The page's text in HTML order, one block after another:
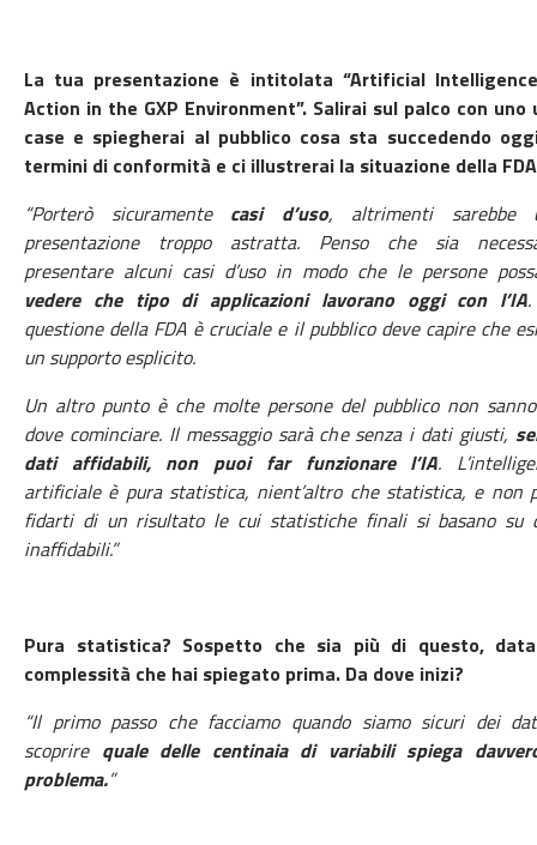
La tua presentazione è intitolata “Artificial
Action in the GXP Environment”. Salirai sul palco con uno
case e spiegherai al pubblico cosa sta succedendo
termini di conformità e ci illustrerai la situazione della
“Porterò sicuramente casi d’uso, altrimenti sarebbe
presentazione troppo astratta. Penso che sia
presentare alcuni casi d’uso in modo che le persone
vedere che tipo di applicazioni lavorano oggi con l’IA
questione della FDA è cruciale e il pubblico deve capire che
un supporto esplicito.
Un altro punto è che molte persone del pubblico non
dove cominciare. Il messaggio sarà che senza i dati giusti,
dati affidabili, non puoi far funzionare l’IA.
artificiale è pura statistica, nient’altro che statistica, e non
fidarti di un risultato le cui statistiche finali si basano su
inaffidabili.”
Pura statistica? Sospetto che sia più di questo,
complessità che hai spiegato prima. Da dove inizi?
“Il primo passo che facciamo quando siamo sicuri dei
scoprire quale delle centinaia di variabili spiega
problema.”